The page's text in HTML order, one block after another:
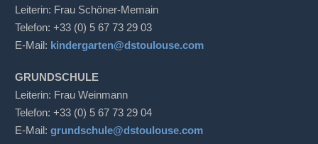
Leiterin: Frau Schöner-Memain
Telefon: +33 (0) 5 67 73 29 03
E-Mail: kindergarten@dstoulouse.com
GRUNDSCHULE
Leiterin: Frau Weinmann
Telefon: +33 (0) 5 67 73 29 04
E-Mail:grundschule@dstoulouse.com